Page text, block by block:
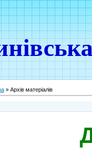
» Архів матеріалів